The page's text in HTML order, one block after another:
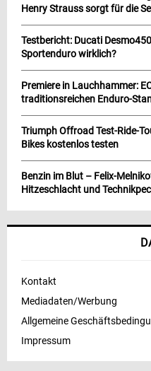
Henry Strauss sorgt für die
Testbericht: Ducati
Sportenduro wirklich?
Premiere in Lauchhammer:
traditionsreichen Enduro-
Triumph Offroad Test-Ride-
Bikes kostenlos testen
Benzin im Blut – Felix-
Hitzeschlacht und
Kontakt
Mediadaten/Werbung
Allgemeine
Impressum